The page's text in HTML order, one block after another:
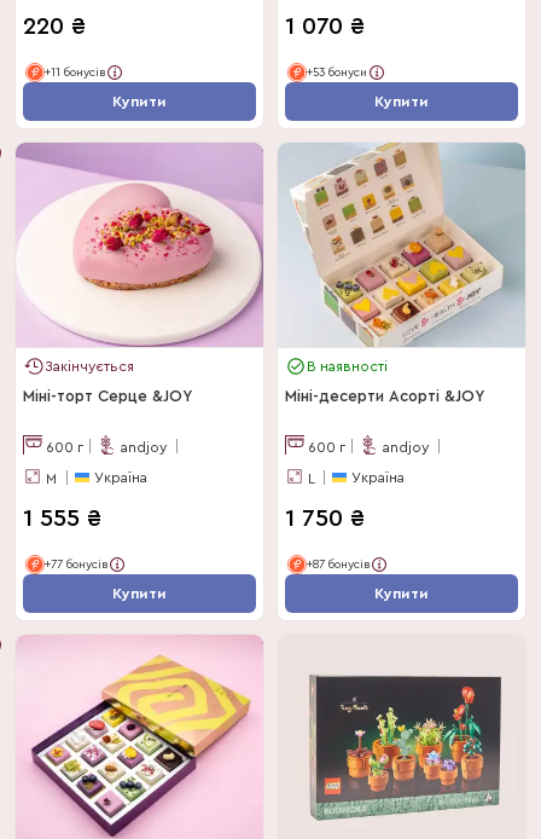
220 ₴
+11 бонусів
Купити
1 070 ₴
+53 бонуси
Купити
Закінчується
Міні-торт Серце &JOY
600 г andjoy
M Україна
1 555 ₴
+77 бонусів
Купити
В наявності
Міні-десерти Асорті &JOY
600 г andjoy
L Україна
1 750 ₴
+87 бонусів
Купити